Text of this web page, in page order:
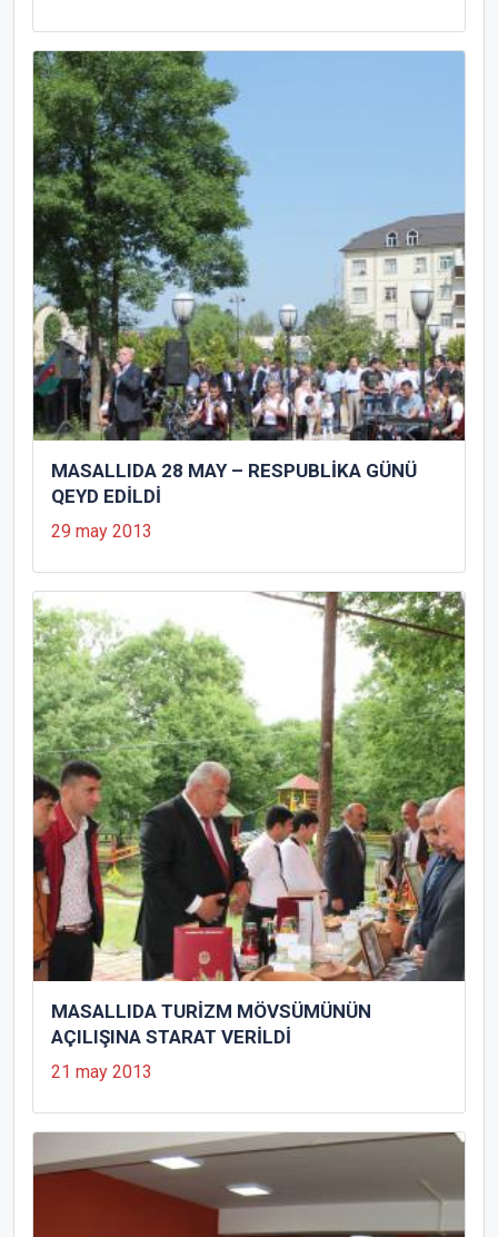
MASALLIDA 28 MAY – RESPUBLİKA GÜNÜ
QEYD EDİLDİ
29 may 2013
MASALLIDA TURİZM MÖVSÜMÜNÜN
AÇILIŞINA STARAT VERİLDİ
21 may 2013